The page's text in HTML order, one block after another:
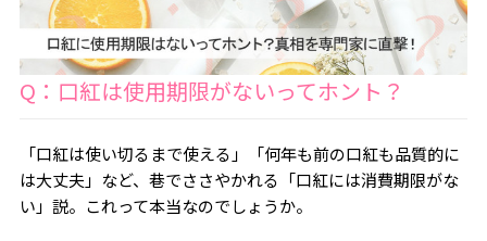
Q：口紅は使用期限がないってホント？
「口紅は使い切るまで使える」「何年も前の口紅も品質的に
は大丈夫」など、巷でささやかれる「口紅には消費期限がな
い」説。これって本当なのでしょうか。